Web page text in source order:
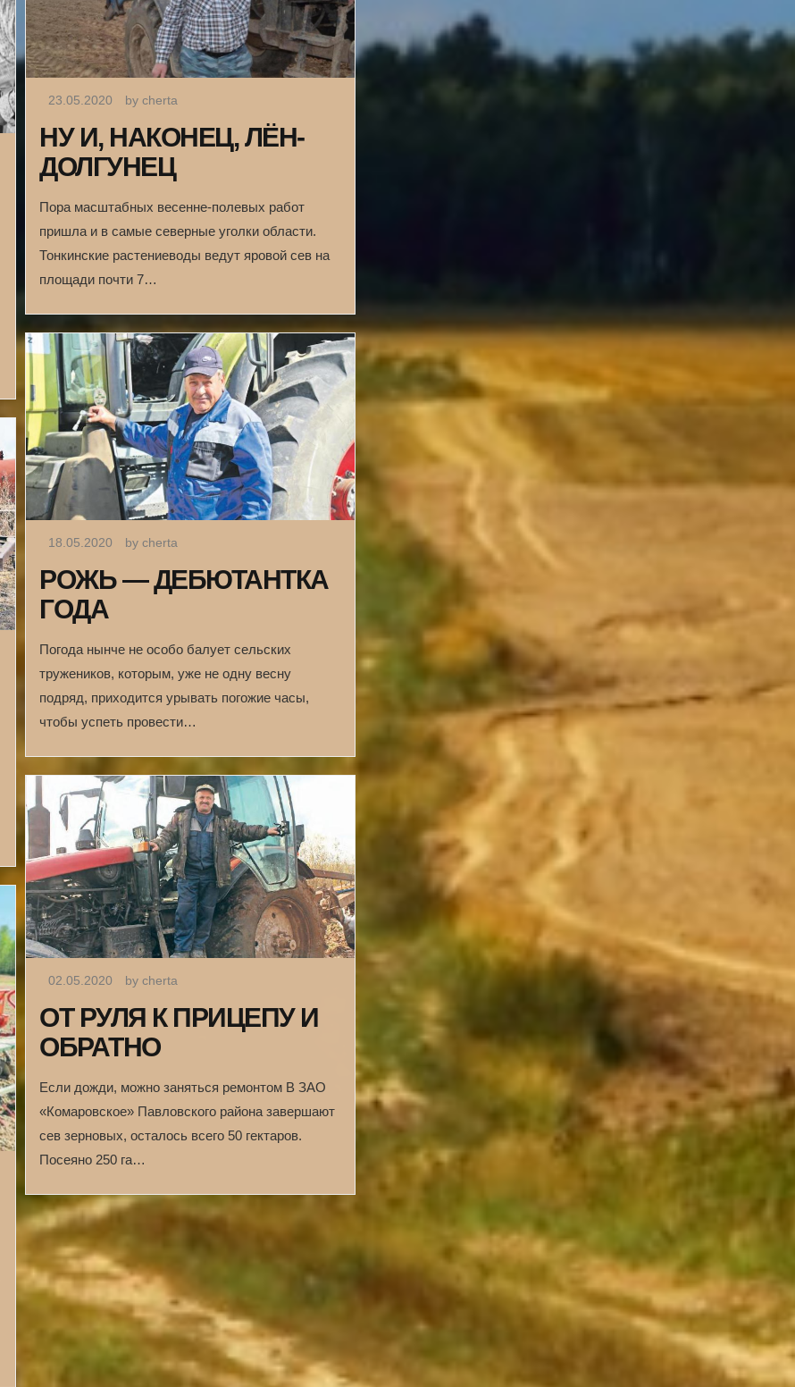
23.05.2020 by cherta
НУ И, НАКОНЕЦ, ЛЁН-
ДОЛГУНЕЦ
Пора масштабных весенне-полевых работ
пришла и в самые северные уголки области.
Тонкинские растениеводы ведут яровой сев на
площади почти 7…
18.05.2020 by cherta
РОЖЬ — ДЕБЮТАНТКА
ГОДА
Погода нынче не особо балует сельских
тружеников, которым, уже не одну весну
подряд, приходится урывать погожие часы,
чтобы успеть провести…
02.05.2020 by cherta
ОТ РУЛЯ К ПРИЦЕПУ И
ОБРАТНО
Если дожди, можно заняться ремонтом В ЗАО
«Комаровское» Павловского района завершают
сев зерновых, осталось всего 50 гектаров.
Посеяно 250 га…